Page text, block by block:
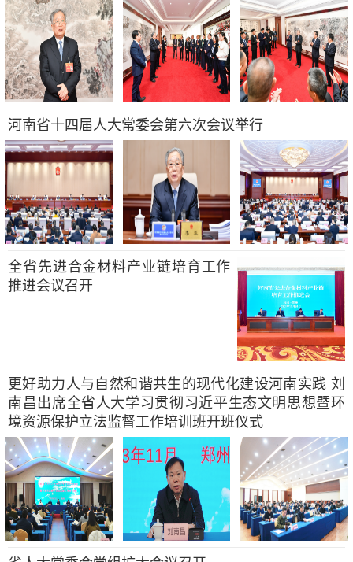
河南省十四届人大常委会第六次会议举行
全省先进合金材料产业链培育工作
推进会议召开
更好助力人与自然和谐共生的现代化建设河南实践 刘
南昌出席全省人大学习贯彻习近平生态文明思想暨环
境资源保护立法监督工作培训班开班仪式